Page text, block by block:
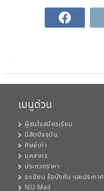
เมนูด่วน
ผู้สนใจสมัครเรียน
นิสิตปัจจุบัน
ศิษย์เก่า
บุคลากร
ประกวดราคา
ระเบียบ ข้อบังคับ และประกาศ
NU Mail